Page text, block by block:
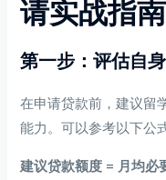
请实战指南
第一步：评估自
在申请贷款前，建议留
能力。可以参考以下公
建议贷款额度 = 月均必